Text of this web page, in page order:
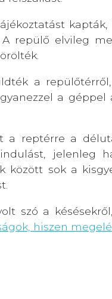
repülő elvileg
a
a
a reptérre a
jelenleg
között sok a
szó a
hiszen